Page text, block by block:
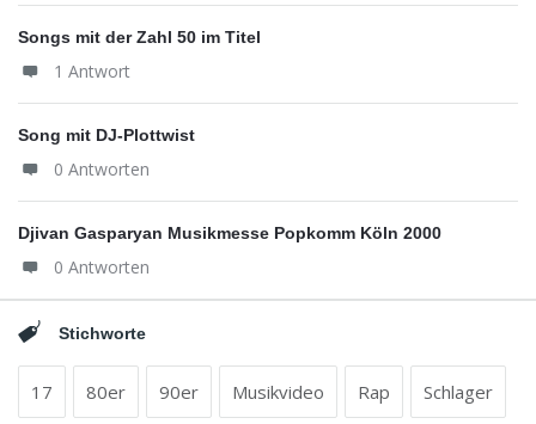
Songs mit der Zahl 50 im Titel
1 Antwort
Song mit DJ-Plottwist
0 Antworten
Djivan Gasparyan Musikmesse Popkomm Köln 2000
0 Antworten
Stichworte
17 80er 90er Musikvideo Rap Schlager